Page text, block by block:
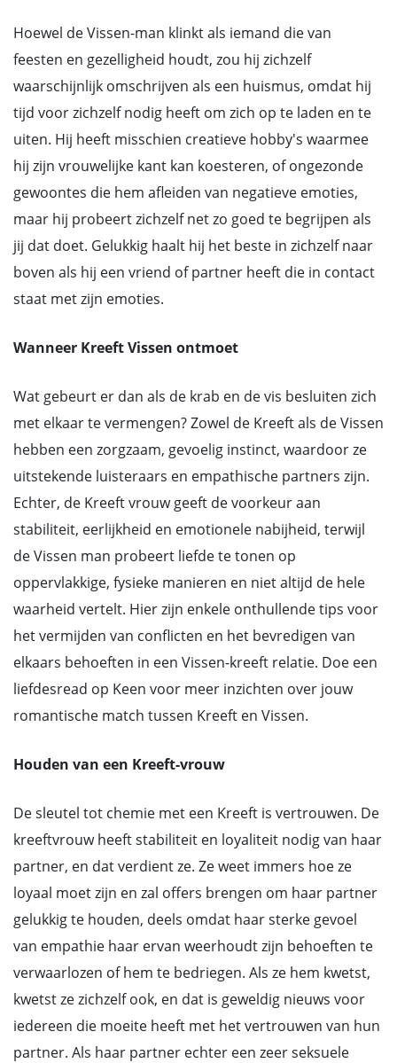
Hoewel de Vissen-man klinkt als iemand die van
feesten en gezelligheid houdt, zou hij zichzelf
waarschijnlijk omschrijven als een huismus, omdat hij
tijd voor zichzelf nodig heeft om zich op te laden en te
uiten. Hij heeft misschien creatieve hobby's waarmee
hij zijn vrouwelijke kant kan koesteren, of ongezonde
gewoontes die hem afleiden van negatieve emoties,
maar hij probeert zichzelf net zo goed te begrijpen als
jij dat doet. Gelukkig haalt hij het beste in zichzelf naar
boven als hij een vriend of partner heeft die in contact
staat met zijn emoties.
Wanneer Kreeft Vissen ontmoet
Wat gebeurt er dan als de krab en de vis besluiten zich
met elkaar te vermengen? Zowel de Kreeft als de Vissen
hebben een zorgzaam, gevoelig instinct, waardoor ze
uitstekende luisteraars en empathische partners zijn.
Echter, de Kreeft vrouw geeft de voorkeur aan
stabiliteit, eerlijkheid en emotionele nabijheid, terwijl
de Vissen man probeert liefde te tonen op
oppervlakkige, fysieke manieren en niet altijd de hele
waarheid vertelt. Hier zijn enkele onthullende tips voor
het vermijden van conflicten en het bevredigen van
elkaars behoeften in een Vissen-kreeft relatie. Doe een
liefdesread op Keen voor meer inzichten over jouw
romantische match tussen Kreeft en Vissen.
Houden van een Kreeft-vrouw
De sleutel tot chemie met een Kreeft is vertrouwen. De
kreeftvrouw heeft stabiliteit en loyaliteit nodig van haar
partner, en dat verdient ze. Ze weet immers hoe ze
loyaal moet zijn en zal offers brengen om haar partner
gelukkig te houden, deels omdat haar sterke gevoel
van empathie haar ervan weerhoudt zijn behoeften te
verwaarlozen of hem te bedriegen. Als ze hem kwetst,
kwetst ze zichzelf ook, en dat is geweldig nieuws voor
iedereen die moeite heeft met het vertrouwen van hun
partner. Als haar partner echter een zeer seksuele